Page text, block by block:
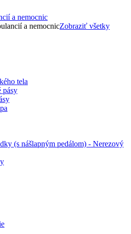
a nemocnic
a nemocnicZobraziť všetky
tela